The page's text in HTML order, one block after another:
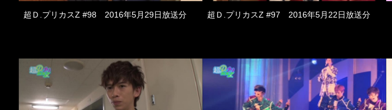
超Ｄ.プリカスZ #98 2016年5月29日放送分 超Ｄ.プリカスZ #97 2016年5月22日放送分